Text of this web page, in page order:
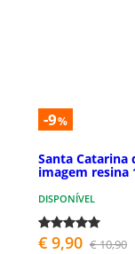
-9%
Santa Catarina
imagem resina
DISPONÍVEL
€ 9,90 € 10,90